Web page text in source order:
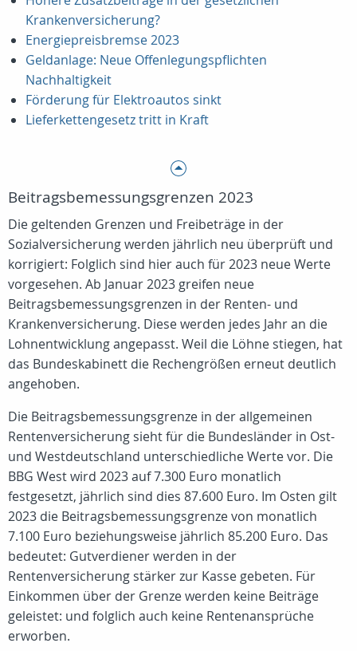
Krankenversicherung?
Energiepreisbremse 2023
Geldanlage: Neue Offenlegungspflichten
Nachhaltigkeit
Förderung für Elektroautos sinkt
Lieferkettengesetz tritt in Kraft
Beitragsbemessungsgrenzen 2023
Die geltenden Grenzen und Freibeträge in der
Sozialversicherung werden jährlich neu überprüft und
korrigiert: Folglich sind hier auch für 2023 neue Werte
vorgesehen. Ab Januar 2023 greifen neue
Beitragsbemessungsgrenzen in der Renten- und
Krankenversicherung. Diese werden jedes Jahr an die
Lohnentwicklung angepasst. Weil die Löhne stiegen, hat
das Bundeskabinett die Rechengrößen erneut deutlich
angehoben.
Die Beitragsbemessungsgrenze in der allgemeinen
Rentenversicherung sieht für die Bundesländer in Ost-
und Westdeutschland unterschiedliche Werte vor. Die
BBG West wird 2023 auf 7.300 Euro monatlich
festgesetzt, jährlich sind dies 87.600 Euro. Im Osten gilt
2023 die Beitragsbemessungsgrenze von monatlich
7.100 Euro beziehungsweise jährlich 85.200 Euro. Das
bedeutet: Gutverdiener werden in der
Rentenversicherung stärker zur Kasse gebeten. Für
Einkommen über der Grenze werden keine Beiträge
geleistet: und folglich auch keine Rentenansprüche
erworben.